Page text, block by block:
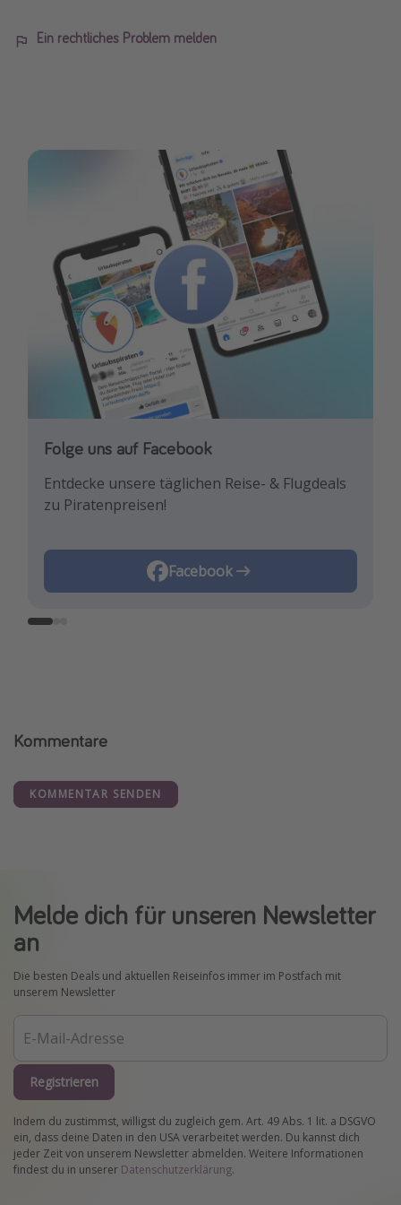
Ein rechtliches Problem melden
Folge uns auf Facebook
Entdecke unsere täglichen Reise- & Flugdeals
zu Piratenpreisen!
Facebook
Folge uns auf Instagram
Lass uns dich mit den neuesten Reisetrends &
besten Reisedeals inspirieren!
Instagram
Folge uns auf TikTok!
Für die heißesten Deals und die besten
Reisehacks!
TikTok
Kommentare
KOMMENTAR SENDEN
Melde dich für unseren Newsletter
an
Die besten Deals und aktuellen Reiseinfos immer im Postfach mit
unserem Newsletter
Registrieren
Indem du zustimmst, willigst du zugleich gem. Art. 49 Abs. 1 lit. a DSGVO
ein, dass deine Daten in den USA verarbeitet werden. Du kannst dich
jeder Zeit von unserem Newsletter abmelden. Weitere Informationen
findest du in unserer Datenschutzerklärung.